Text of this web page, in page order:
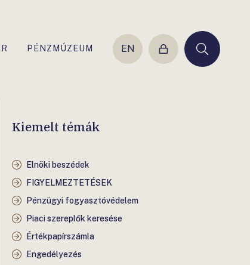
PÉNZMÚZEUM EN
Belépés Keresés
Kiemelt témák
Elnöki beszédek
FIGYELMEZTETÉSEK
Pénzügyi fogyasztóvédelem
Piaci szereplők keresése
Értékpapírszámla
Engedélyezés